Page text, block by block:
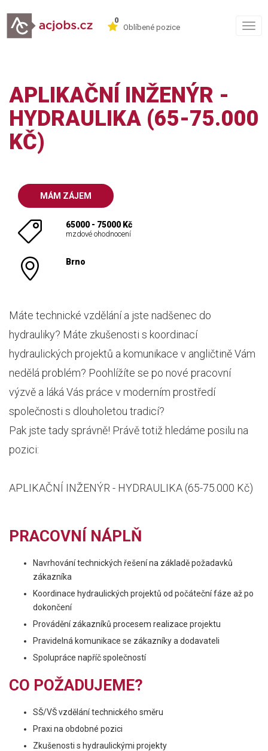
0
Oblíbené pozice
APLIKAČNÍ INŽENÝR -
HYDRAULIKA (65-75.000
KČ)
MÁM ZÁJEM
65000 - 75000 Kč
mzdové ohodnocení
Brno
Máte technické vzdělání a jste nadšenec do
hydrauliky? Máte zkušenosti s koordinací
hydraulických projektů a komunikace v angličtině Vám
nedělá problém? Poohlížíte se po nové pracovní
výzvě a láká Vás práce v moderním prostředí
společnosti s dlouholetou tradicí?
Pak jste tady správně! Právě totiž hledáme posilu na
pozici:
APLIKAČNÍ INŽENÝR - HYDRAULIKA (65-75.000 Kč)
PRACOVNÍ NÁPLŇ
Navrhování technických řešení na základě požadavků
zákazníka
Koordinace hydraulických projektů od počáteční fáze až po
dokončení
Provádění zákazníků procesem realizace projektu
Pravidelná komunikace se zákazníky a dodavateli
Spolupráce napříč společností
CO POŽADUJEME?
SŠ/VŠ vzdělání technického směru
Praxi na obdobné pozici
Zkušenosti s hydraulickými projekty